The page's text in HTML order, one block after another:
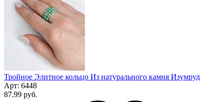
Тройное Элитное кольцо Из натурального камня Изумруд
Арт: 6448
87.99 руб.